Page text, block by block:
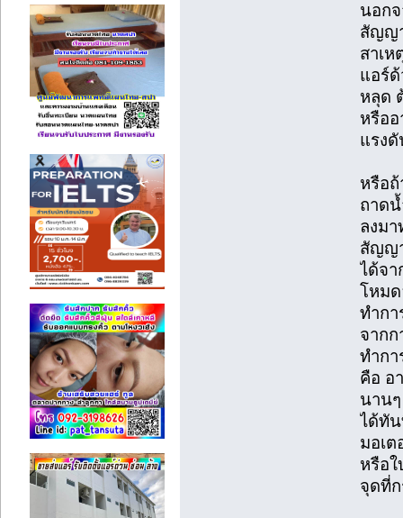
นอก
สัญญ
สาเห
แอร์
หลุด
หรือ
แรงดั
หรือถ้
ถาด
ลงม
สัญญ
ได้จา
โหม
ทำกา
จาก
ทำก
คือ อ
นาน
ได้ทั
มอเต
หรือ
จุดที่